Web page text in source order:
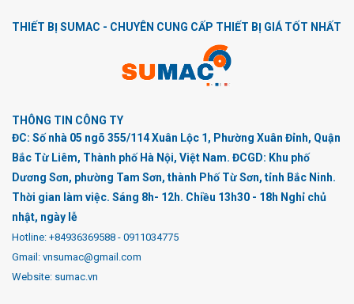
THIẾT BỊ SUMAC - CHUYÊN CUNG CẤP THIẾT BỊ GIÁ TỐT NHẤT
THÔNG TIN CÔNG TY
ĐC: Số nhà 05 ngõ 355/114 Xuân Lộc 1, Phường Xuân Đỉnh, Quận
Bắc Từ Liêm, Thành phố Hà Nội, Việt Nam. ĐCGD: Khu phố
Dương Sơn, phường Tam Sơn, thành Phố Từ Sơn, tỉnh Bắc Ninh.
Thời gian làm việc. Sáng 8h- 12h. Chiều 13h30 - 18h Nghỉ chủ
nhật, ngày lễ
Hotline: +84936369588 - 0911034775
Gmail: vnsumac@gmail.com
Website: sumac.vn